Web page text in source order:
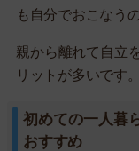
も自分でおこなう
親から離れて自立
リットが多いです。
初めての一人暮
おすすめ